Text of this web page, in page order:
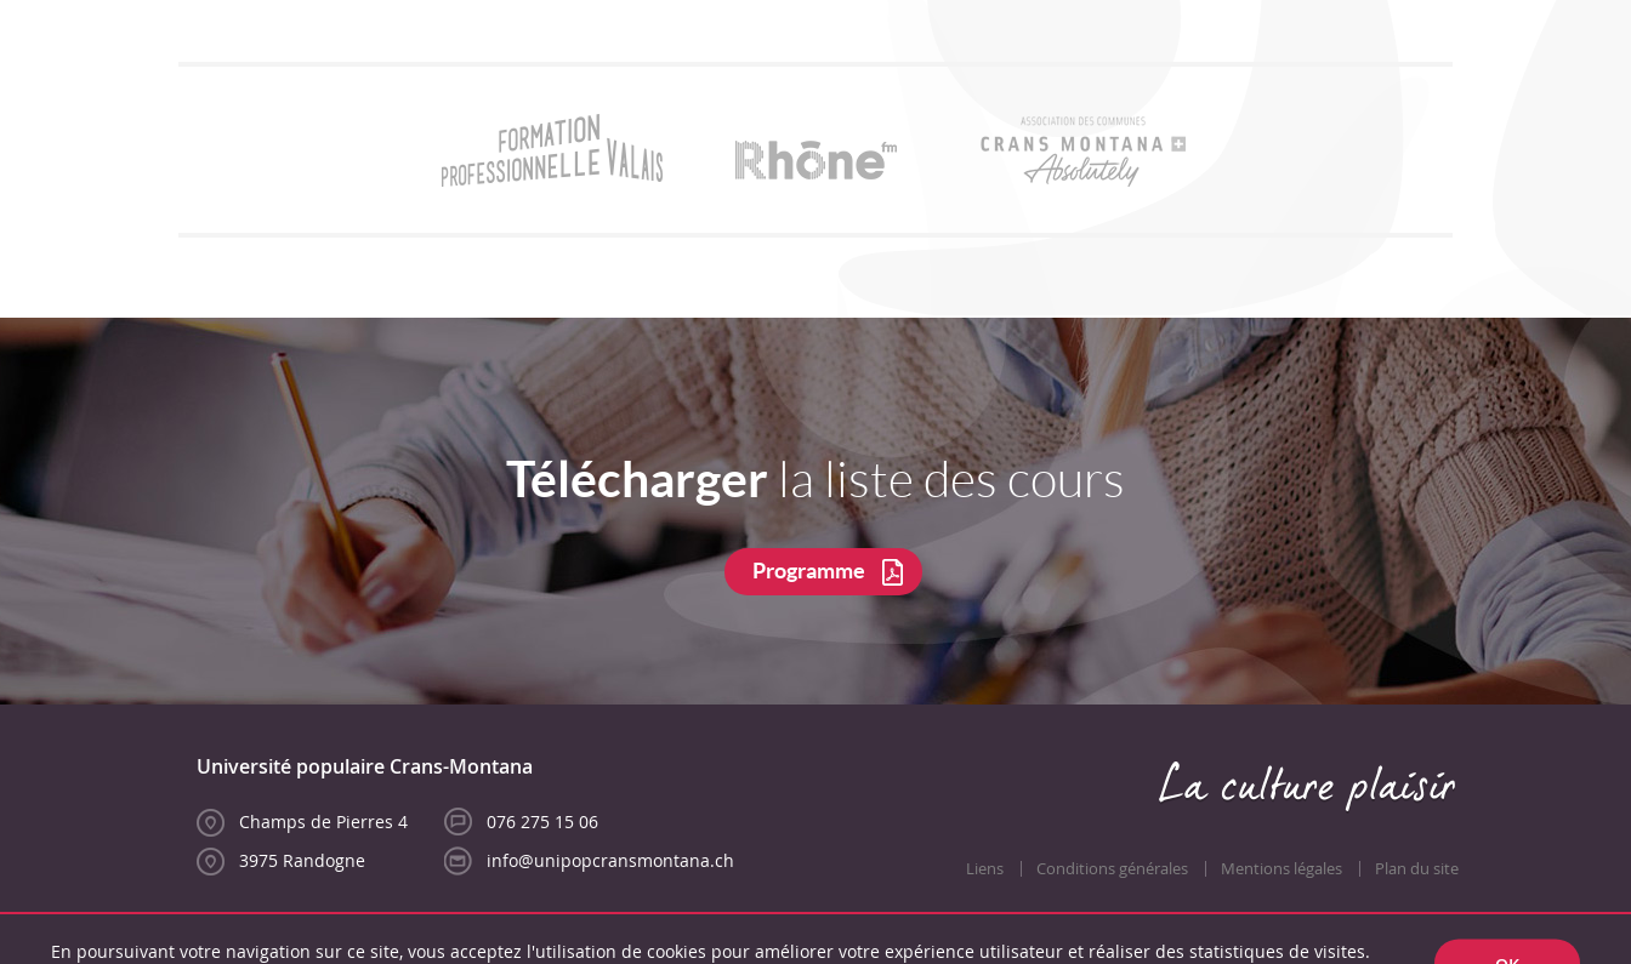
Télécharger la liste des cours
Programme
Université populaire Crans-Montana
Champs de Pierres 4
3975 Randogne
076 275 15 06
info@unipopcransmontana.ch
Liens Conditions générales Mentions légales Plan du site
En poursuivant votre navigation sur ce site, vous acceptez l'utilisation de cookies pour améliorer votre expérience utilisateur et réaliser des statistiques de visites.